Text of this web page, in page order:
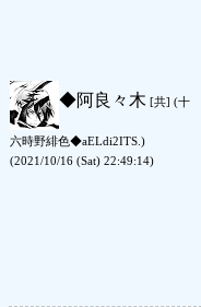
◆阿良々木 [共] (十
六時野緋色◆aELdi2ITS.)
(2021/10/16 (Sat) 22:49:14)